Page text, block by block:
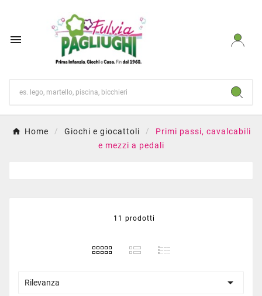

Home Giochi e giocattoli
Primi passi, cavalcabili
e mezzi a pedali
11 prodotti
Rilevanza 